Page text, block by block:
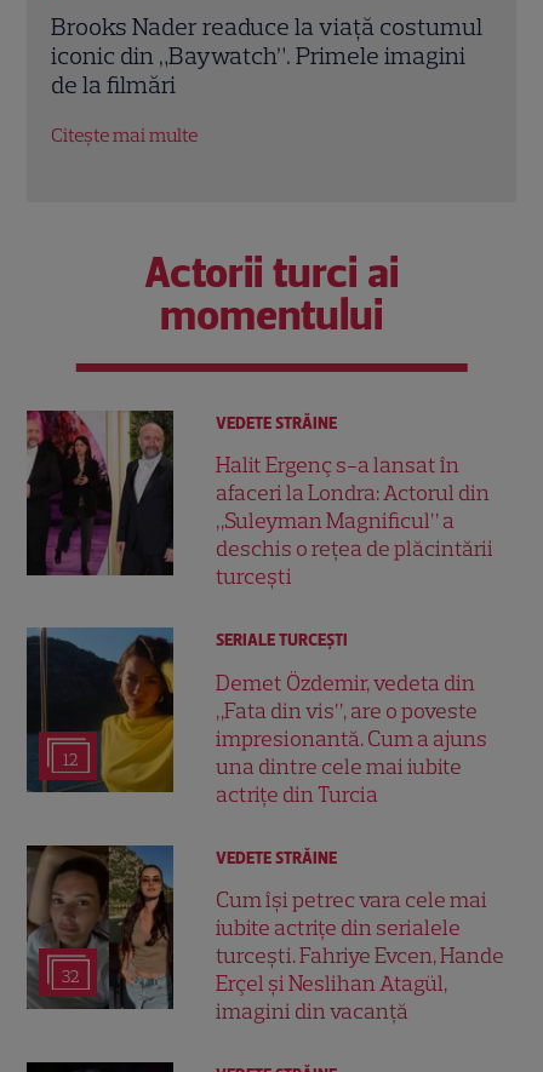
Demet Özdemir, vedeta din „Fata din
vis”, are o poveste impresionantă. Cum a
ajuns una dintre cele mai iubite actrițe
Actorii turci ai
momentului
VEDETE STRĂINE
Halit Ergenç s-a lansat în
afaceri la Londra: Actorul din
„Suleyman Magnificul” a
deschis o rețea de plăcintării
turcești
12
SERIALE TURCEŞTI
Demet Özdemir, vedeta din
„Fata din vis”, are o poveste
impresionantă. Cum a ajuns
una dintre cele mai iubite
actrițe din Turcia
32
VEDETE STRĂINE
Cum își petrec vara cele mai
iubite actrițe din serialele
turcești. Fahriye Evcen, Hande
Erçel și Neslihan Atagül,
imagini din vacanță